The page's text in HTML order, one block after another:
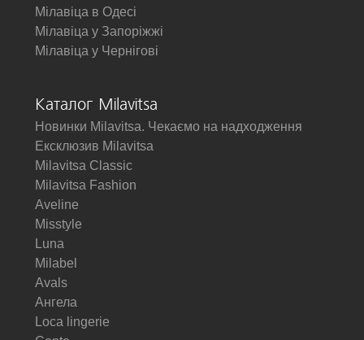
Мілавіца в Одесі
Мілавіца у Запоріжжі
Мілавіца у Чернігові
Каталог Milavitsa
Новинки Milavitsa. Чекаємо на надходження
Ексклюзив Milavitsa
Milavitsa Classic
Milavitsa Fashion
Aveline
Misstyle
Luna
Milabel
Avals
Ангела
Loca lingerie